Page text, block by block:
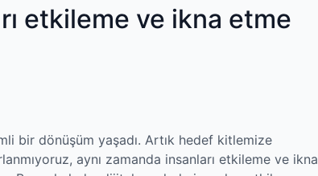
etkileme ve ikna etme
bir dönüşüm yaşadı. Artık hedef kitlemize
aynı zamanda insanları etkileme ve ikna